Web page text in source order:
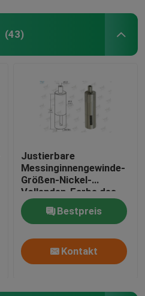
(43)
Justierbare
Messinginnengewinde-
Größen-Nickel-
Vollenden-Farbe des
kabel-Greifer-M 5
Bestpreis
Kontakt